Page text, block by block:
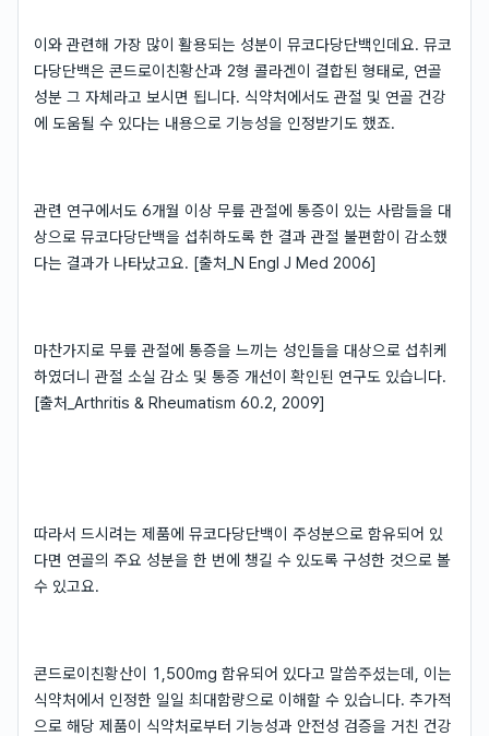
이와 관련해 가장 많이 활용되는 성분이 뮤코다당단백인데요. 뮤코
다당단백은 콘드로이친황산과 2형 콜라겐이 결합된 형태로, 연골
성분 그 자체라고 보시면 됩니다. 식약처에서도 관절 및 연골 건강
에 도움될 수 있다는 내용으로 기능성을 인정받기도 했죠.
관련 연구에서도 6개월 이상 무릎 관절에 통증이 있는 사람들을 대
상으로 뮤코다당단백을 섭취하도록 한 결과 관절 불편함이 감소했
다는 결과가 나타났고요. [출처_N Engl J Med 2006]
마찬가지로 무릎 관절에 통증을 느끼는 성인들을 대상으로 섭취케
하였더니 관절 소실 감소 및 통증 개선이 확인된 연구도 있습니다.
[출처_Arthritis & Rheumatism 60.2, 2009]
따라서 드시려는 제품에 뮤코다당단백이 주성분으로 함유되어 있
다면 연골의 주요 성분을 한 번에 챙길 수 있도록 구성한 것으로 볼
수 있고요.
콘드로이친황산이 1,500mg 함유되어 있다고 말씀주셨는데, 이는
식약처에서 인정한 일일 최대함량으로 이해할 수 있습니다. 추가적
으로 해당 제품이 식약처로부터 기능성과 안전성 검증을 거친 건강